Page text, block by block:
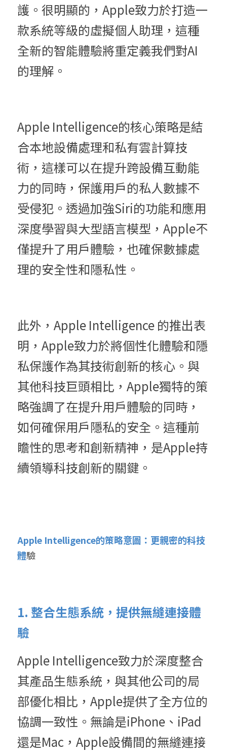
護。很明顯的，Apple致力於打造一
款系統等級的虛擬個人助理，這種
全新的智能體驗將重定義我們對AI
的理解。
Apple Intelligence的核心策略是結
合本地設備處理和私有雲計算技
術，這樣可以在提升跨設備互動能
力的同時，保護用戶的私人數據不
受侵犯。透過加強Siri的功能和應用
深度學習與大型語言模型，Apple不
僅提升了用戶體驗，也確保數據處
理的安全性和隱私性。
此外，Apple Intelligence 的推出表
明，Apple致力於將個性化體驗和隱
私保護作為其技術創新的核心。與
其他科技巨頭相比，Apple獨特的策
略強調了在提升用戶體驗的同時，
如何確保用戶隱私的安全。這種前
瞻性的思考和創新精神，是Apple持
續領導科技創新的關鍵。
Apple Intelligence的策略意圖：更親密的科技
體驗
1. 整合生態系統，提供無縫連接體
驗
Apple Intelligence致力於深度整合
其產品生態系統，與其他公司的局
部優化相比，Apple提供了全方位的
協調一致性。無論是iPhone、iPad
還是Mac，Apple設備間的無縫連接